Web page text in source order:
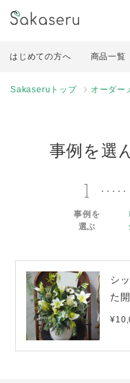
はじめての方へ 商品一覧
Sakaseruトップ オーダー
事例を選
1
事例を
選ぶ
シ
た